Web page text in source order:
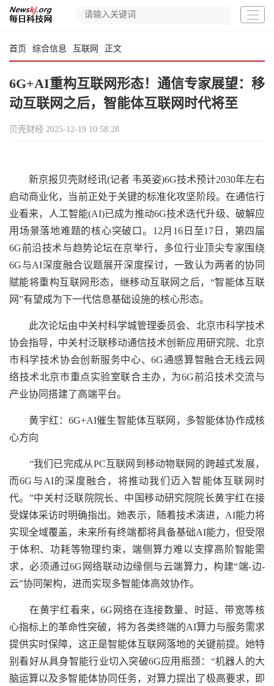
首页 综合信息 互联网 正文
6G+AI重构互联网形态！通信专家展望：移
动互联网之后，智能体互联网时代将至
贝壳财经 2025-12-19 10:58:28
新京报贝壳财经讯(记者 韦英姿)6G技术预计2030年左右
启动商业化，当前正处于关键的标准化攻坚阶段。在通信行
业看来，人工智能(AI)已成为推动6G技术迭代升级、破解应
用场景落地难题的核心突破口。12月16日至17日，第四届
6G前沿技术与趋势论坛在京举行，多位行业顶尖专家围绕
6G与AI深度融合议题展开深度探讨，一致认为两者的协同
赋能将重构互联网形态，继移动互联网之后，“智能体互联
网”有望成为下一代信息基础设施的核心形态。
此次论坛由中关村科学城管理委员会、北京市科学技术
协会指导，中关村泛联移动通信技术创新应用研究院、北京
市科学技术协会创新服务中心、6G通感算智融合无线云网
络技术北京市重点实验室联合主办，为6G前沿技术交流与
产业协同搭建了高端平台。
黄宇红：6G+AI催生智能体互联网，多智能体协作成核
心方向
“我们已完成从PC互联网到移动物联网的跨越式发展，
而6G与AI的深度融合，将推动我们迈入智能体互联网时
代。”中关村泛联院院长、中国移动研究院院长黄宇红在接
受媒体采访时明确指出。她表示，随着技术演进，AI能力将
实现全域覆盖，未来所有终端都将具备基础AI能力，但受限
于体积、功耗等物理约束，端侧算力难以支撑高阶智能需
求，必须通过6G网络联动边缘侧与云端算力，构建“端-边-
云”协同架构，进而实现多智能体高效协作。
在黄宇红看来，6G网络在连接数量、时延、带宽等核
心指标上的革命性突破，将为各类终端的AI算力与服务需求
提供实时保障，这正是智能体互联网落地的关键前提。她特
别看好从具身智能行业切入突破6G应用瓶颈：“机器人的大
脑运算以及多智能体协同任务，对算力提出了极高要求，即